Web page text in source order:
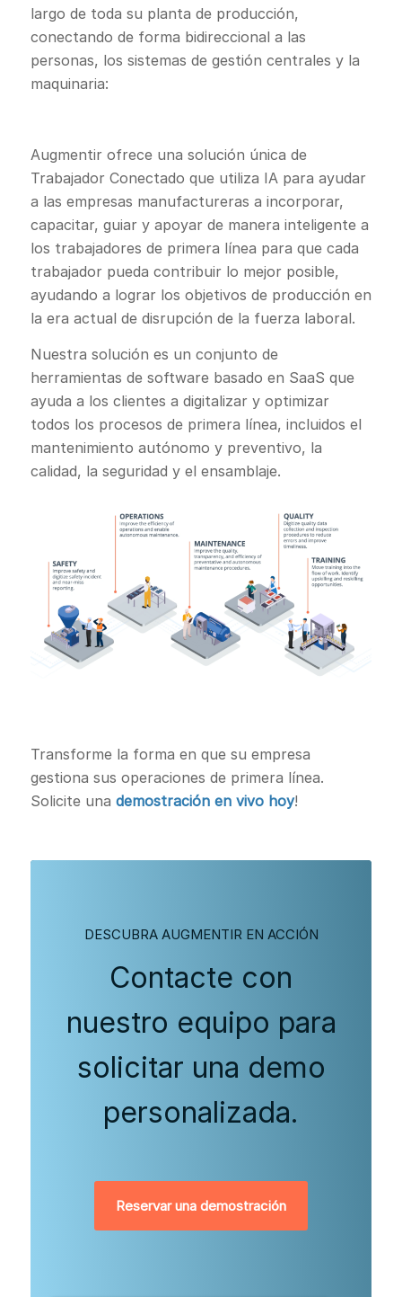
largo de toda su planta de producción,
conectando de forma bidireccional a las
personas, los sistemas de gestión centrales y la
maquinaria:
Augmentir ofrece una solución única de
Trabajador Conectado que utiliza IA para ayudar
a las empresas manufactureras a incorporar,
capacitar, guiar y apoyar de manera inteligente a
los trabajadores de primera línea para que cada
trabajador pueda contribuir lo mejor posible,
ayudando a lograr los objetivos de producción en
la era actual de disrupción de la fuerza laboral.
Nuestra solución es un conjunto de
herramientas de software basado en SaaS que
ayuda a los clientes a digitalizar y optimizar
todos los procesos de primera línea, incluidos el
mantenimiento autónomo y preventivo, la
calidad, la seguridad y el ensamblaje.
Transforme la forma en que su empresa
gestiona sus operaciones de primera línea.
Solicite una demostración en vivo hoy!
DESCUBRA AUGMENTIR EN ACCIÓN
Contacte con
nuestro equipo para
solicitar una demo
personalizada.
Reservar una demostración